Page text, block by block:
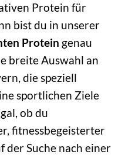
Protein für
bist du in unserer
Protein genau
breite Auswahl an
die speziell
sportlichen Ziele
ob du
fitnessbegeisterter
der Suche nach einer